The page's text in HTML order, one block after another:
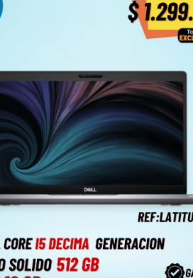
✅ Equipo corporativo premium
✅ Ultraliviano y portátil (ideal para
Perfecto para multitarea exigente (32GB
para empresas 💰 Precio: 💲 $1.799.000
de mercado: Equipos similares pueden
nuevos, lo que lo convierte en una
🛡️ Garantía incluida 🎁 Licencia
🎯 Ideal para: Ejecutivos y gerentes
intensivo) Programadores / analistas
Usuarios exigentes